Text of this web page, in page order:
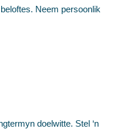
Neem persoonlik
doelwitte. Stel ‘n